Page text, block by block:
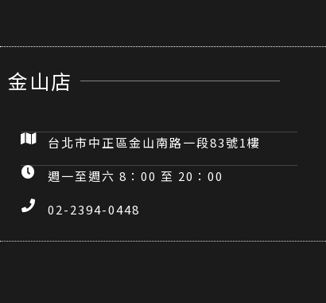
金山店
台北市中正區金山南路一段83號1樓
週一至週六 8：00 至 20：00
02-2394-0448